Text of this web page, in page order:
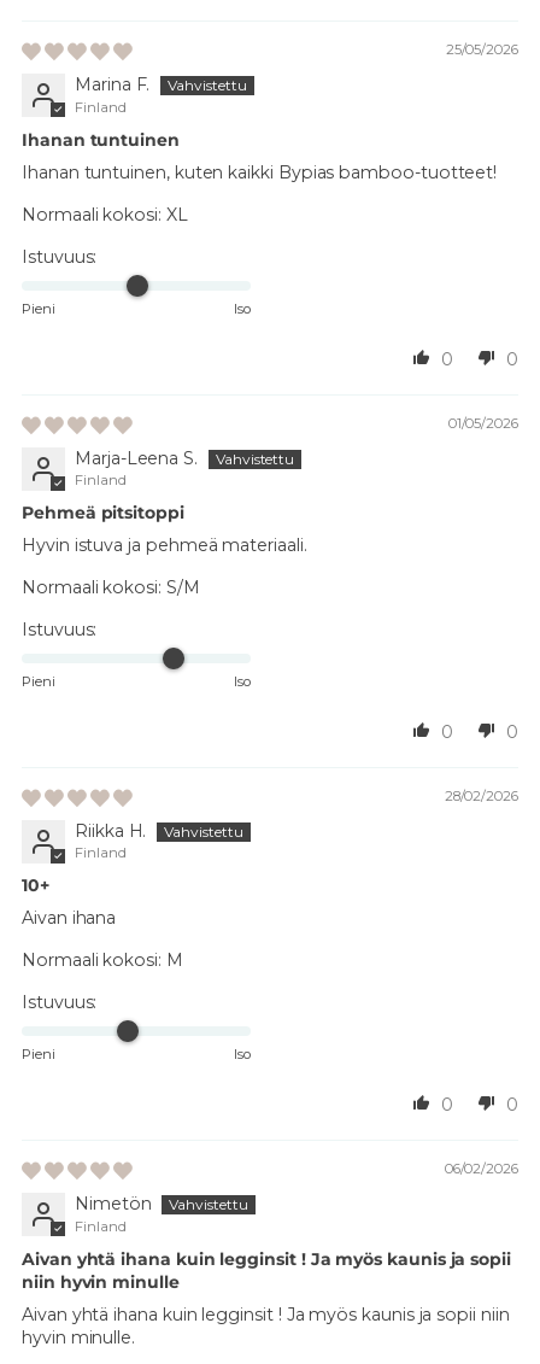
25/05/2026
Marina F.
Finland
Ihanan tuntuinen
Ihanan tuntuinen, kuten kaikki Bypias bamboo-tuotteet!
Normaali kokosi: XL
Istuvuus:
Pieni Iso
0 0
01/05/2026
Marja-Leena S.
Finland
Pehmeä pitsitoppi
Hyvin istuva ja pehmeä materiaali.
Normaali kokosi: S/M
Istuvuus:
Pieni Iso
0 0
28/02/2026
Riikka H.
Finland
10+
Aivan ihana
Normaali kokosi: M
Istuvuus:
Pieni Iso
0 0
06/02/2026
Nimetön
Finland
Aivan yhtä ihana kuin legginsit ! Ja myös kaunis ja sopii
niin hyvin minulle
Aivan yhtä ihana kuin legginsit ! Ja myös kaunis ja sopii niin
hyvin minulle.